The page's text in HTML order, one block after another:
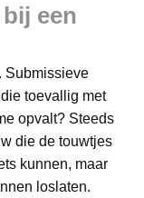
een
Submissieve
die toevallig met
opvalt? Steeds
die de touwtjes
kunnen, maar
loslaten.